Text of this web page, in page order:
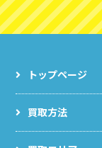
トップページ
買取方法